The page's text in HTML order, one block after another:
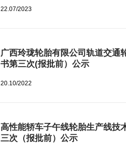
22.07/2023
广西玲珑轮胎有限公司轨道交通
书第三次(报批前）公示
20.10/2022
高性能轿车子午线轮胎生产线技
三次（报批前）公示